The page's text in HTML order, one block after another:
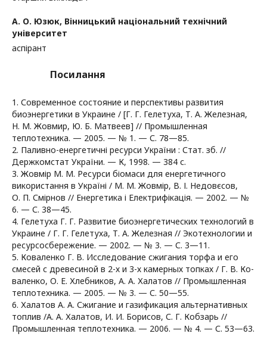
А. О. Юзюк, Вінницький національний технічний
університет
аспірант
Посилання
1. Современное состояние и перспективы развития
биоэнергетики в Украине / [Г. Г. Гелетуха, Т. А. Железная,
Н. М. Жовмир, Ю. Б. Матвеев] // Промышленная
теплотехника. — 2005. — № 1. — С. 78—85.
2. Паливно-енергетичні ресурси України : Стат. зб. //
Держкомстат України. — К, 1998. — 384 с.
3. Жовмір М. М. Ресурси біомаси для енергетичного
використання в Україні / М. М. Жовмір, В. І. Недовєсов,
О. П. Смірнов // Енергетика і Електрифікація. — 2002. — №
6. — С. 38—45.
4. Гелетуха Г. Г. Развитие биоэнергетических технологий в
Украине / Г. Г. Гелетуха, Т. А. Железная // Экотехнологии и
ресурсосбережение. — 2002. — № 3. — С. 3—11.
5. Коваленко Г. В. Исследование сжигания торфа и его
смесей с древесиной в 2-х и 3-х камерных топках / Г. В. Ко-
валенко, О. Е. Хлебников, А. А. Халатов // Промышленная
теплотехника. — 2005. — № 3. — С. 50—55.
6. Халатов А. А. Сжигание и газификация альтернативных
топлив /А. А. Халатов, И. И. Борисов, С. Г. Кобзарь //
Промышленная теплотехника. — 2006. — № 4. — С. 53—63.